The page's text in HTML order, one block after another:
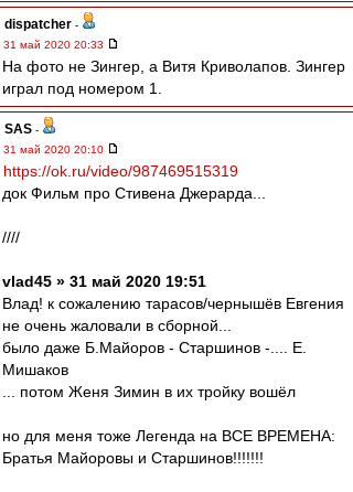
dispatcher -
31 май 2020 20:33
На фото не Зингер, а Витя Криволапов. Зингер
играл под номером 1.
SAS -
31 май 2020 20:10
https://ok.ru/video/987469515319
док Фильм про Стивена Джерарда...
////
vlad45 » 31 май 2020 19:51
Влад! к сожалению тарасов/чернышёв Евгения
не очень жаловали в сборной...
было даже Б.Майоров - Старшинов -.... Е.
Мишаков
... потом Женя Зимин в их тройку вошёл
но для меня тоже Легенда на ВСЕ ВРЕМЕНА:
Братья Майоровы и Старшинов!!!!!!!